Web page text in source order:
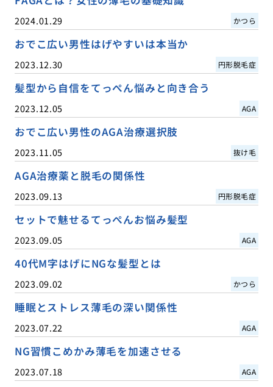
2024.01.29 かつら
おでこ広い男性はげやすいは本当か
2023.12.30 円形脱毛症
髪型から自信をてっぺん悩みと向き合う
2023.12.05 AGA
おでこ広い男性のAGA治療選択肢
2023.11.05 抜け毛
AGA治療薬と脱毛の関係性
2023.09.13 円形脱毛症
セットで魅せるてっぺんお悩み髪型
2023.09.05 AGA
40代M字はげにNGな髪型とは
2023.09.02 かつら
睡眠とストレス薄毛の深い関係性
2023.07.22 AGA
NG習慣こめかみ薄毛を加速させる
2023.07.18 AGA